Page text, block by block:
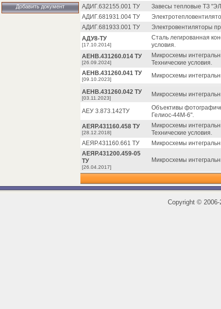
Добавить документ
АДИГ.632155.001 ТУ
Завесы тепловые ТЗ
АДИГ.681931.004 ТУ
АДИГ.681933.001 ТУ
Электровентиляторы
АДУ8-ТУ
[17.10.2014]
Сталь легированная
условия.
АЕНВ.431260.014 ТУ
[26.09.2024]
Микросхемы
Технические условия.
АЕНВ.431260.041 ТУ
[09.10.2023]
Микросхемы
АЕНВ.431260.042 ТУ
[03.11.2023]
Микросхемы
АЕУ 3.873.142ТУ
Объективы
Гелиос-44М-6".
АЕЯР.431160.458 ТУ
[28.12.2018]
Микросхемы
Технические условия.
АЕЯР.431160.661 ТУ
Микросхемы
АЕЯР.431200.459-05
ТУ
[26.04.2017]
Микросхемы
Copyright ©